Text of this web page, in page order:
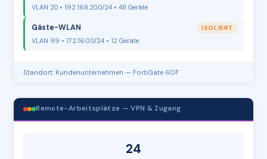
VLAN 20 • 192.168.20.0/24 • 48 Geräte
Gäste-WLAN ISOLIERT
VLAN 99 • 172.16.0.0/24 • 12 Geräte
Standort: Kundenunternehmen — FortiGate 60F
Remote-Arbeitsplätze — VPN & Zugang
24